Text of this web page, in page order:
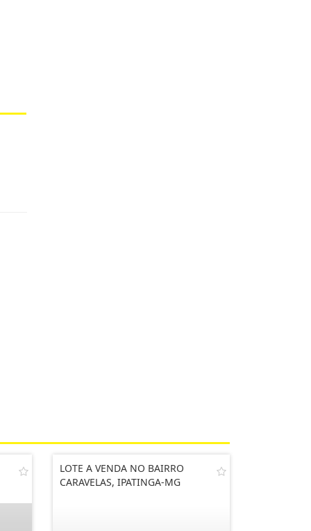
LOTE A VENDA NO BAIRRO
CARAVELAS, IPATINGA-MG